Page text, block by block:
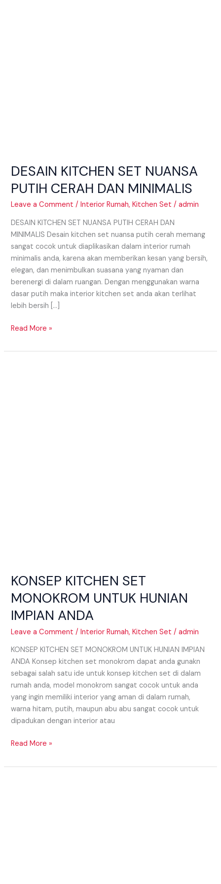
DESAIN KITCHEN SET NUANSA
PUTIH CERAH DAN MINIMALIS
Leave a Comment /Interior Rumah,Kitchen Set /admin
DESAIN KITCHEN SET NUANSA PUTIH CERAH DAN
MINIMALIS Desain kitchen set nuansa putih cerah memang
sangat cocok untuk diaplikasikan dalam interior rumah
minimalis anda, karena akan memberikan kesan yang bersih,
elegan, dan menimbulkan suasana yang nyaman dan
berenergi di dalam ruangan. Dengan menggunakan warna
dasar putih maka interior kitchen set anda akan terlihat
lebih bersih […]
Read More »
KONSEP KITCHEN SET
MONOKROM UNTUK HUNIAN
IMPIAN ANDA
Leave a Comment /Interior Rumah,Kitchen Set /admin
KONSEP KITCHEN SET MONOKROM UNTUK HUNIAN IMPIAN
ANDA Konsep kitchen set monokrom dapat anda gunakn
sebagai salah satu ide untuk konsep kitchen set di dalam
rumah anda, model monokrom sangat cocok untuk anda
yang ingin memiliki interior yang aman di dalam rumah,
warna hitam, putih, maupun abu abu sangat cocok untuk
dipadukan dengan interior atau
Read More »